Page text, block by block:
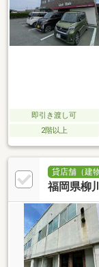
即引き渡し可
2階以上
貸店舗（建
福岡県柳